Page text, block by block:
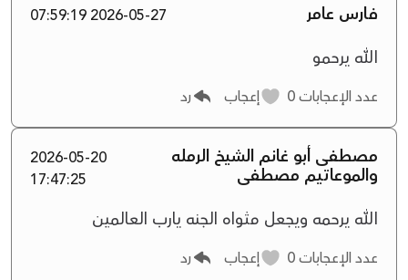
فارس عامر 2026-05-27 07:59:19
الله يرحمو
عدد الإعجابات إعجاب رد
مصطفى أبو غانم الشيخ الرمله
والموعاتيم مصطفى
2026-05-20
17:47:25
الله يرحمه ويجعل مثواه الجنه يارب العالمين
عدد الإعجابات إعجاب رد